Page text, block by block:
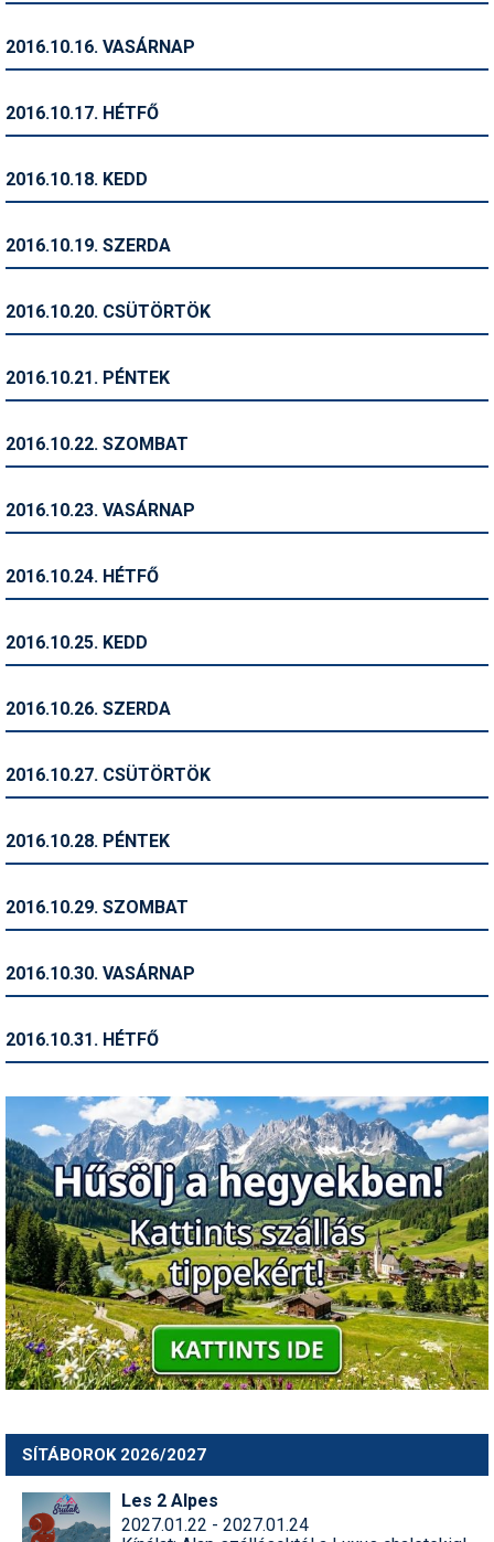
Síszerviz
Snowboard
Szakértők
Telemark
Történelem
Utazási tippek
2016.10.16. VASÁRNAP
2016.10.17. HÉTFŐ
2016.10.18. KEDD
2016.10.19. SZERDA
2016.10.20. CSÜTÖRTÖK
2016.10.21. PÉNTEK
2016.10.22. SZOMBAT
2016.10.23. VASÁRNAP
2016.10.24. HÉTFŐ
2016.10.25. KEDD
2016.10.26. SZERDA
2016.10.27. CSÜTÖRTÖK
2016.10.28. PÉNTEK
2016.10.29. SZOMBAT
2016.10.30. VASÁRNAP
2016.10.31. HÉTFŐ
SÍTÁBOROK 2026/2027
Les 2 Alpes
2027.01.22 - 2027.01.24